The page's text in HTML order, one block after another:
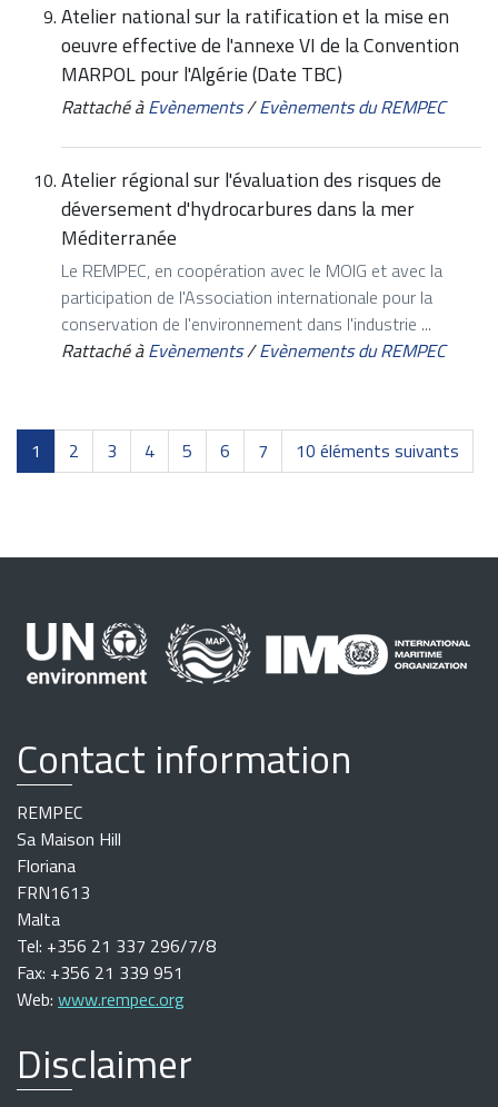
Atelier national sur la ratification et la mise en
oeuvre effective de l'annexe VI de la Convention
MARPOL pour l'Algérie (Date TBC)
Rattaché à Evènements/Evènements du REMPEC
Atelier régional sur l'évaluation des risques de
déversement d'hydrocarbures dans la mer
Méditerranée
Le REMPEC, en coopération avec le MOIG et avec la
participation de l'Association internationale pour la
conservation de l'environnement dans l'industrie ...
Rattaché à Evènements/Evènements du REMPEC
1 2 3 4 5 6 7 10 éléments suivants
Contact information
REMPEC
Sa Maison Hill
Floriana
FRN1613
Malta
Tel: +356 21 337 296/7/8
Fax: +356 21 339 951
Web: www.rempec.org
Disclaimer